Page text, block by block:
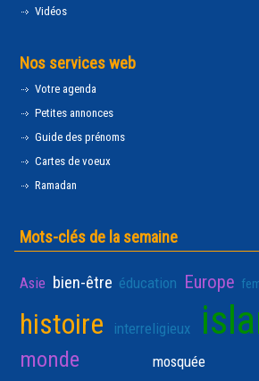
Vidéos
Nos services web
Votre agenda
Petites annonces
Guide des prénoms
Cartes de voeux
Ramadan
Mots-clés de la semaine
Asie bien-être éducation Europe
histoire interreligieux
monde mosquée